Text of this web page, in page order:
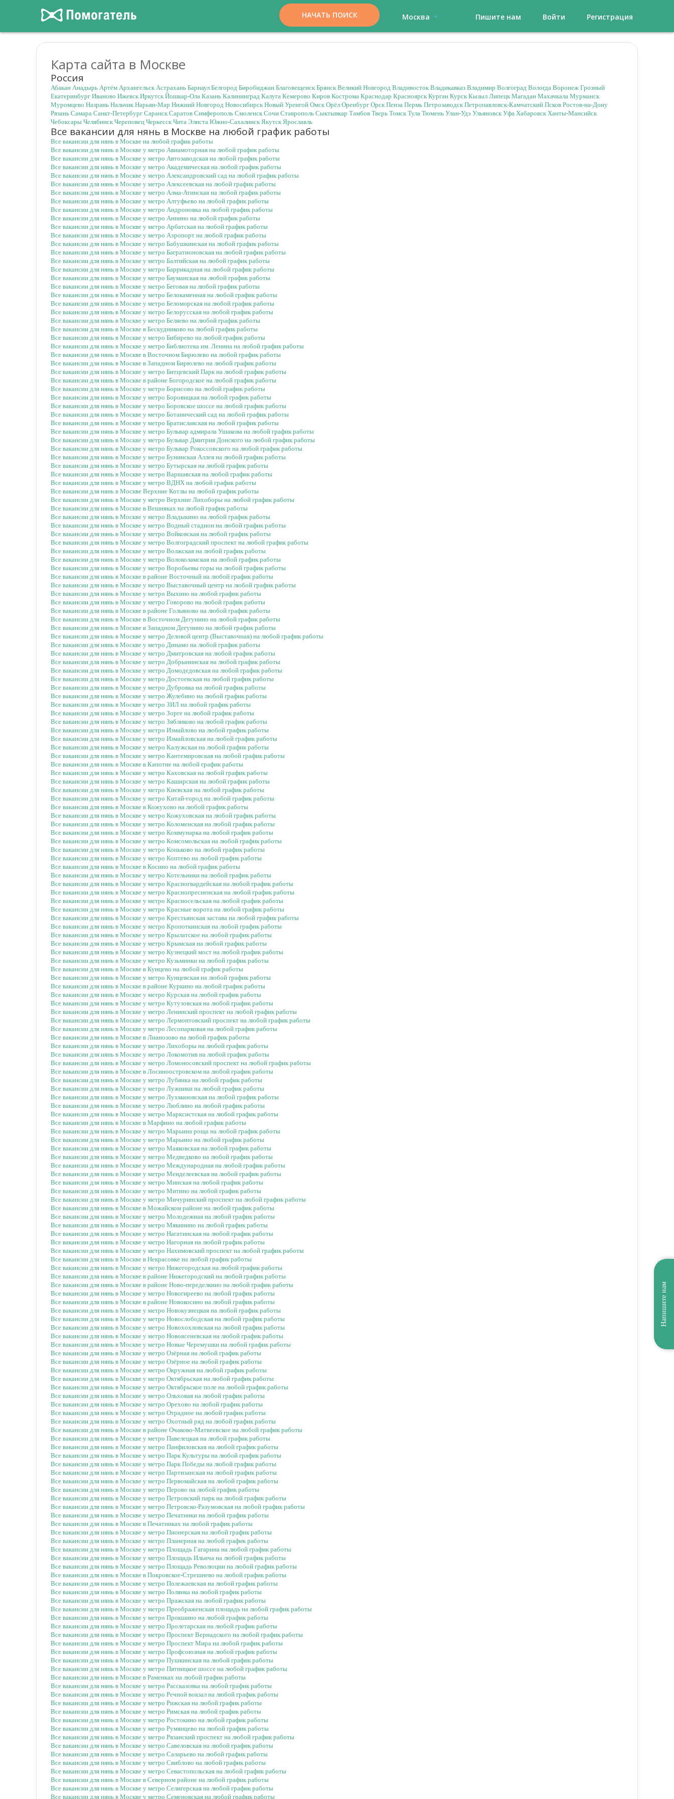
НАЧАТЬ ПОИСК Москва Пишите нам Войти Регистрация
Карта сайта в Москве
Россия
Абакан Анадырь Артём Архангельск Астрахань Барнаул Белгород Биробиджан Благовещенск Брянск Великий Новгород Владивосток Владикавказ Владимир Волгоград Вологда Воронеж Грозный
Екатеринбург Иваново Ижевск Иркутск Йошкар-Ола Казань Калининград Калуга Кемерово Киров Кострома Краснодар Красноярск Курган Курск Кызыл Липецк Магадан Махачкала Мурманск
Муромцево Назрань Нальчик Нарьян-Мар Нижний Новгород Новосибирск Новый Уренгой Омск Орёл Оренбург Орск Пенза Пермь Петрозаводск Петропавловск-Камчатский Псков Ростов-на-Дону
Рязань Самара Санкт-Петербург Саранск Саратов Симферополь Смоленск Сочи Ставрополь Сыктывкар Тамбов Тверь Томск Тула Тюмень Улан-Удэ Ульяновск Уфа Хабаровск Ханты-Мансийск
Чебоксары Челябинск Череповец Черкесск Чита Элиста Южно-Сахалинск Якутск Ярославль
Все вакансии для нянь в Москве на любой график работы
Все вакансии для нянь в Москве на любой график работы
Все вакансии для нянь в Москве у метро Авиамоторная на любой график работы
Все вакансии для нянь в Москве у метро Автозаводская на любой график работы
Все вакансии для нянь в Москве у метро Академическая на любой график работы
Все вакансии для нянь в Москве у метро Александровский сад на любой график работы
Все вакансии для нянь в Москве у метро Алексеевская на любой график работы
Все вакансии для нянь в Москве у метро Алма-Атинская на любой график работы
Все вакансии для нянь в Москве у метро Алтуфьево на любой график работы
Все вакансии для нянь в Москве у метро Андроновка на любой график работы
Все вакансии для нянь в Москве у метро Аннино на любой график работы
Все вакансии для нянь в Москве у метро Арбатская на любой график работы
Все вакансии для нянь в Москве у метро Аэропорт на любой график работы
Все вакансии для нянь в Москве у метро Бабушкинская на любой график работы
Все вакансии для нянь в Москве у метро Багратионовская на любой график работы
Все вакансии для нянь в Москве у метро Балтийская на любой график работы
Все вакансии для нянь в Москве у метро Баррикадная на любой график работы
Все вакансии для нянь в Москве у метро Бауманская на любой график работы
Все вакансии для нянь в Москве у метро Беговая на любой график работы
Все вакансии для нянь в Москве у метро Белокаменная на любой график работы
Все вакансии для нянь в Москве у метро Беломорская на любой график работы
Все вакансии для нянь в Москве у метро Белорусская на любой график работы
Все вакансии для нянь в Москве у метро Беляево на любой график работы
Все вакансии для нянь в Москве в Бескудниково на любой график работы
Все вакансии для нянь в Москве у метро Бибирево на любой график работы
Все вакансии для нянь в Москве у метро Библиотека им. Ленина на любой график работы
Все вакансии для нянь в Москве в Восточном Бирюлево на любой график работы
Все вакансии для нянь в Москве в Западном Бирюлево на любой график работы
Все вакансии для нянь в Москве у метро Битцевский Парк на любой график работы
Все вакансии для нянь в Москве в районе Богородское на любой график работы
Все вакансии для нянь в Москве у метро Борисово на любой график работы
Все вакансии для нянь в Москве у метро Боровицкая на любой график работы
Все вакансии для нянь в Москве у метро Боровское шоссе на любой график работы
Все вакансии для нянь в Москве у метро Ботанический сад на любой график работы
Все вакансии для нянь в Москве у метро Братиславская на любой график работы
Все вакансии для нянь в Москве у метро Бульвар адмирала Ушакова на любой график работы
Все вакансии для нянь в Москве у метро Бульвар Дмитрия Донского на любой график работы
Все вакансии для нянь в Москве у метро Бульвар Рокоссовского на любой график работы
Все вакансии для нянь в Москве у метро Бунинская Аллея на любой график работы
Все вакансии для нянь в Москве у метро Бутырская на любой график работы
Все вакансии для нянь в Москве у метро Варшавская на любой график работы
Все вакансии для нянь в Москве у метро ВДНХ на любой график работы
Все вакансии для нянь в Москве Верхние Котлы на любой график работы
Все вакансии для нянь в Москве у метро Верхние Лихоборы на любой график работы
Все вакансии для нянь в Москве в Вешняках на любой график работы
Все вакансии для нянь в Москве у метро Владыкино на любой график работы
Все вакансии для нянь в Москве у метро Водный стадион на любой график работы
Все вакансии для нянь в Москве у метро Войковская на любой график работы
Все вакансии для нянь в Москве у метро Волгоградский проспект на любой график работы
Все вакансии для нянь в Москве у метро Волжская на любой график работы
Все вакансии для нянь в Москве у метро Волоколамская на любой график работы
Все вакансии для нянь в Москве у метро Воробьевы горы на любой график работы
Все вакансии для нянь в Москве в районе Восточный на любой график работы
Все вакансии для нянь в Москве у метро Выставочный центр на любой график работы
Все вакансии для нянь в Москве у метро Выхино на любой график работы
Все вакансии для нянь в Москве у метро Говорово на любой график работы
Все вакансии для нянь в Москве в районе Гольяново на любой график работы
Все вакансии для нянь в Москве в Восточном Дегунино на любой график работы
Все вакансии для нянь в Москве в Западном Дегунино на любой график работы
Все вакансии для нянь в Москве у метро Деловой центр (Выставочная) на любой график работы
Все вакансии для нянь в Москве у метро Динамо на любой график работы
Все вакансии для нянь в Москве у метро Дмитровская на любой график работы
Все вакансии для нянь в Москве у метро Добрынинская на любой график работы
Все вакансии для нянь в Москве у метро Домодедовская на любой график работы
Все вакансии для нянь в Москве у метро Достоевская на любой график работы
Все вакансии для нянь в Москве у метро Дубровка на любой график работы
Все вакансии для нянь в Москве у метро Жулебино на любой график работы
Все вакансии для нянь в Москве у метро ЗИЛ на любой график работы
Все вакансии для нянь в Москве у метро Зорге на любой график работы
Все вакансии для нянь в Москве у метро Зябликово на любой график работы
Все вакансии для нянь в Москве у метро Измайлово на любой график работы
Все вакансии для нянь в Москве у метро Измайловская на любой график работы
Все вакансии для нянь в Москве у метро Калужская на любой график работы
Все вакансии для нянь в Москве у метро Кантемировская на любой график работы
Все вакансии для нянь в Москве в Капотне на любой график работы
Все вакансии для нянь в Москве у метро Каховская на любой график работы
Все вакансии для нянь в Москве у метро Каширская на любой график работы
Все вакансии для нянь в Москве у метро Киевская на любой график работы
Все вакансии для нянь в Москве у метро Китай-город на любой график работы
Все вакансии для нянь в Москве в Кожухово на любой график работы
Все вакансии для нянь в Москве у метро Кожуховская на любой график работы
Все вакансии для нянь в Москве у метро Коломенская на любой график работы
Все вакансии для нянь в Москве у метро Коммунарка на любой график работы
Все вакансии для нянь в Москве у метро Комсомольская на любой график работы
Все вакансии для нянь в Москве у метро Коньково на любой график работы
Все вакансии для нянь в Москве у метро Коптево на любой график работы
Все вакансии для нянь в Москве в Косино на любой график работы
Все вакансии для нянь в Москве у метро Котельники на любой график работы
Все вакансии для нянь в Москве у метро Красногвардейская на любой график работы
Все вакансии для нянь в Москве у метро Краснопресненская на любой график работы
Все вакансии для нянь в Москве у метро Красносельская на любой график работы
Все вакансии для нянь в Москве у метро Красные ворота на любой график работы
Все вакансии для нянь в Москве у метро Крестьянская застава на любой график работы
Все вакансии для нянь в Москве у метро Кропоткинская на любой график работы
Все вакансии для нянь в Москве у метро Крылатское на любой график работы
Все вакансии для нянь в Москве у метро Крымская на любой график работы
Все вакансии для нянь в Москве у метро Кузнецкий мост на любой график работы
Все вакансии для нянь в Москве у метро Кузьминки на любой график работы
Все вакансии для нянь в Москве в Кунцево на любой график работы
Все вакансии для нянь в Москве у метро Кунцевская на любой график работы
Все вакансии для нянь в Москве в районе Куркино на любой график работы
Все вакансии для нянь в Москве у метро Курская на любой график работы
Все вакансии для нянь в Москве у метро Кутузовская на любой график работы
Все вакансии для нянь в Москве у метро Ленинский проспект на любой график работы
Все вакансии для нянь в Москве у метро Лермонтовский проспект на любой график работы
Все вакансии для нянь в Москве у метро Лесопарковая на любой график работы
Все вакансии для нянь в Москве в Лианозово на любой график работы
Все вакансии для нянь в Москве у метро Лихоборы на любой график работы
Все вакансии для нянь в Москве у метро Локомотив на любой график работы
Все вакансии для нянь в Москве у метро Ломоносовский проспект на любой график работы
Все вакансии для нянь в Москве в Лосиноостровском на любой график работы
Все вакансии для нянь в Москве у метро Лубянка на любой график работы
Все вакансии для нянь в Москве у метро Лужники на любой график работы
Все вакансии для нянь в Москве у метро Лухмановская на любой график работы
Все вакансии для нянь в Москве у метро Люблино на любой график работы
Все вакансии для нянь в Москве у метро Марксистская на любой график работы
Все вакансии для нянь в Москве в Марфино на любой график работы
Все вакансии для нянь в Москве у метро Марьина роща на любой график работы
Все вакансии для нянь в Москве у метро Марьино на любой график работы
Все вакансии для нянь в Москве у метро Маяковская на любой график работы
Все вакансии для нянь в Москве у метро Медведково на любой график работы
Все вакансии для нянь в Москве у метро Международная на любой график работы
Все вакансии для нянь в Москве у метро Менделеевская на любой график работы
Все вакансии для нянь в Москве у метро Минская на любой график работы
Все вакансии для нянь в Москве у метро Митино на любой график работы
Все вакансии для нянь в Москве у метро Мичуринский проспект на любой график работы
Все вакансии для нянь в Москве в Можайском районе на любой график работы
Все вакансии для нянь в Москве у метро Молодежная на любой график работы
Все вакансии для нянь в Москве у метро Мякинино на любой график работы
Все вакансии для нянь в Москве у метро Нагатинская на любой график работы
Все вакансии для нянь в Москве у метро Нагорная на любой график работы
Все вакансии для нянь в Москве у метро Нахимовский проспект на любой график работы
Все вакансии для нянь в Москве в Некрасовке на любой график работы
Все вакансии для нянь в Москве у метро Нижегородская на любой график работы
Все вакансии для нянь в Москве в районе Нижегородский на любой график работы
Все вакансии для нянь в Москве в районе Ново-переделкино на любой график работы
Все вакансии для нянь в Москве у метро Новогиреево на любой график работы
Все вакансии для нянь в Москве в районе Новокосино на любой график работы
Все вакансии для нянь в Москве у метро Новокузнецкая на любой график работы
Все вакансии для нянь в Москве у метро Новослободская на любой график работы
Все вакансии для нянь в Москве у метро Новохохловская на любой график работы
Все вакансии для нянь в Москве у метро Новоясеневская на любой график работы
Все вакансии для нянь в Москве у метро Новые Черемушки на любой график работы
Все вакансии для нянь в Москве у метро Озёрная на любой график работы
Все вакансии для нянь в Москве у метро Озёрное на любой график работы
Все вакансии для нянь в Москве у метро Окружная на любой график работы
Все вакансии для нянь в Москве у метро Октябрьская на любой график работы
Все вакансии для нянь в Москве у метро Октябрьское поле на любой график работы
Все вакансии для нянь в Москве у метро Ольховая на любой график работы
Все вакансии для нянь в Москве у метро Орехово на любой график работы
Все вакансии для нянь в Москве у метро Отрадное на любой график работы
Все вакансии для нянь в Москве у метро Охотный ряд на любой график работы
Все вакансии для нянь в Москве в районе Очаково-Матвеевское на любой график работы
Все вакансии для нянь в Москве у метро Павелецкая на любой график работы
Все вакансии для нянь в Москве у метро Панфиловская на любой график работы
Все вакансии для нянь в Москве у метро Парк Культуры на любой график работы
Все вакансии для нянь в Москве у метро Парк Победы на любой график работы
Все вакансии для нянь в Москве у метро Партизанская на любой график работы
Все вакансии для нянь в Москве у метро Первомайская на любой график работы
Все вакансии для нянь в Москве у метро Перово на любой график работы
Все вакансии для нянь в Москве у метро Петровский парк на любой график работы
Все вакансии для нянь в Москве у метро Петровско-Разумовская на любой график работы
Все вакансии для нянь в Москве у метро Печатники на любой график работы
Все вакансии для нянь в Москве в Печатниках на любой график работы
Все вакансии для нянь в Москве у метро Пионерская на любой график работы
Все вакансии для нянь в Москве у метро Планерная на любой график работы
Все вакансии для нянь в Москве у метро Площадь Гагарина на любой график работы
Все вакансии для нянь в Москве у метро Площадь Ильича на любой график работы
Все вакансии для нянь в Москве у метро Площадь Революции на любой график работы
Все вакансии для нянь в Москве в Покровское-Стрешнево на любой график работы
Все вакансии для нянь в Москве у метро Полежаевская на любой график работы
Все вакансии для нянь в Москве у метро Полянка на любой график работы
Все вакансии для нянь в Москве у метро Пражская на любой график работы
Все вакансии для нянь в Москве у метро Преображенская площадь на любой график работы
Все вакансии для нянь в Москве у метро Прокшино на любой график работы
Все вакансии для нянь в Москве у метро Пролетарская на любой график работы
Все вакансии для нянь в Москве у метро Проспект Вернадского на любой график работы
Все вакансии для нянь в Москве у метро Проспект Мира на любой график работы
Все вакансии для нянь в Москве у метро Профсоюзная на любой график работы
Все вакансии для нянь в Москве у метро Пушкинская на любой график работы
Все вакансии для нянь в Москве у метро Пятницкое шоссе на любой график работы
Все вакансии для нянь в Москве в Раменках на любой график работы
Все вакансии для нянь в Москве у метро Рассказовка на любой график работы
Все вакансии для нянь в Москве у метро Речной вокзал на любой график работы
Все вакансии для нянь в Москве у метро Рижская на любой график работы
Все вакансии для нянь в Москве у метро Римская на любой график работы
Все вакансии для нянь в Москве у метро Ростокино на любой график работы
Все вакансии для нянь в Москве у метро Румянцево на любой график работы
Все вакансии для нянь в Москве у метро Рязанский проспект на любой график работы
Все вакансии для нянь в Москве у метро Савеловская на любой график работы
Все вакансии для нянь в Москве у метро Саларьево на любой график работы
Все вакансии для нянь в Москве у метро Свиблово на любой график работы
Все вакансии для нянь в Москве у метро Севастопольская на любой график работы
Все вакансии для нянь в Москве в Северном районе на любой график работы
Все вакансии для нянь в Москве у метро Селигерская на любой график работы
Все вакансии для нянь в Москве у метро Семеновская на любой график работы
Напишите нам